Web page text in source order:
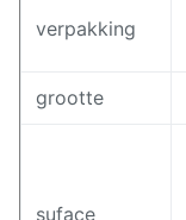
verpakking
grootte
suface